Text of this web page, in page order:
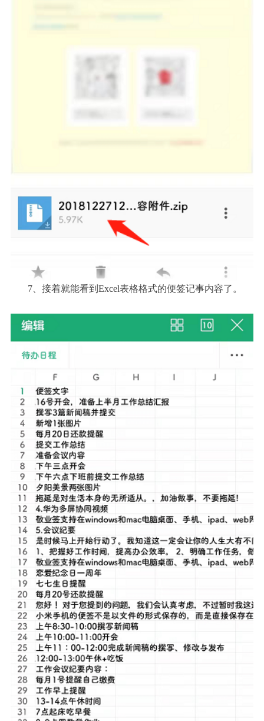
7、接着就能看到Excel表格格式的便签记事内容了。